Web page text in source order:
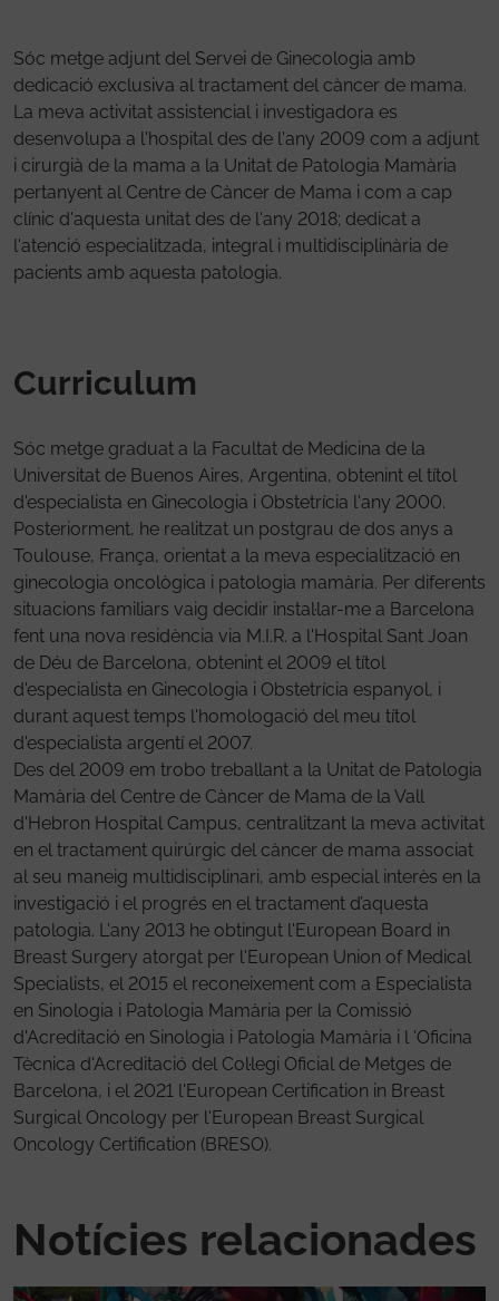
Sóc metge adjunt del Servei de Ginecologia amb
dedicació exclusiva al tractament del càncer de mama.
La meva activitat assistencial i investigadora es
desenvolupa a l'hospital des de l'any 2009 com a adjunt
i cirurgià de la mama a la Unitat de Patologia Mamària
pertanyent al Centre de Càncer de Mama i com a cap
clínic d'aquesta unitat des de l'any 2018; dedicat a
l'atenció especialitzada, integral i multidisciplinària de
pacients amb aquesta patologia.
Curriculum
Sóc metge graduat a la Facultat de Medicina de la
Universitat de Buenos Aires, Argentina, obtenint el títol
d'especialista en Ginecologia i Obstetrícia l'any 2000.
Posteriorment, he realitzat un postgrau de dos anys a
Toulouse, França, orientat a la meva especialització en
ginecologia oncològica i patologia mamària. Per diferents
situacions familiars vaig decidir instal·lar-me a Barcelona
fent una nova residència via M.I.R. a l'Hospital Sant Joan
de Déu de Barcelona, obtenint el 2009 el títol
d'especialista en Ginecologia i Obstetrícia espanyol, i
durant aquest temps l'homologació del meu títol
d'especialista argentí el 2007.
Des del 2009 em trobo treballant a la Unitat de Patologia
Mamària del Centre de Càncer de Mama de la Vall
d'Hebron Hospital Campus, centralitzant la meva activitat
en el tractament quirúrgic del càncer de mama associat
al seu maneig multidisciplinari, amb especial interès en la
investigació i el progrés en el tractament d’aquesta
patologia. L'any 2013 he obtingut l'European Board in
Breast Surgery atorgat per l'European Union of Medical
Specialists, el 2015 el reconeixement com a Especialista
en Sinologia i Patologia Mamària per la Comissió
d'Acreditació en Sinologia i Patologia Mamària i l 'Oficina
Tècnica d'Acreditació del Col·legi Oficial de Metges de
Barcelona, i el 2021 l'European Certification in Breast
Surgical Oncology per l'European Breast Surgical
Oncology Certification (BRESO).
Notícies relacionades